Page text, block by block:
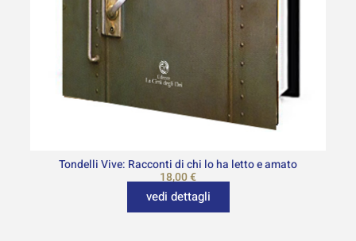
Tondelli Vive: Racconti di chi lo ha letto e amato
18,00€
vedi dettagli